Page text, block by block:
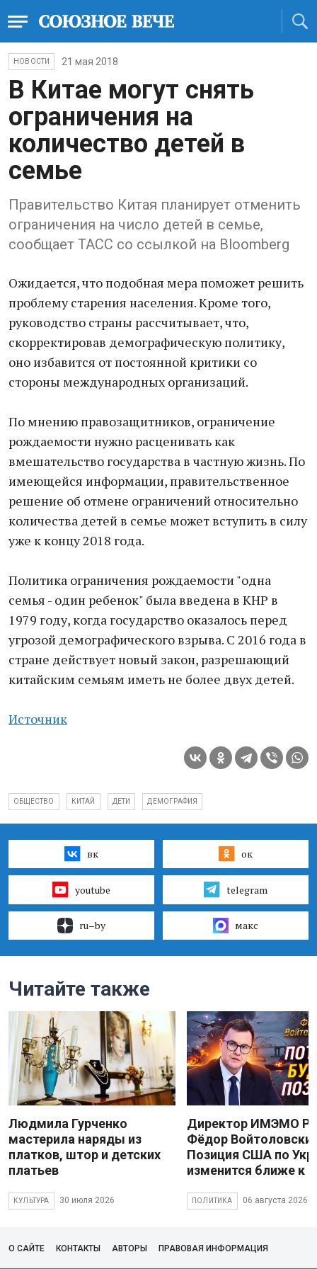
НОВОСТИ 21 мая 2018
В Китае могут снять
ограничения на
количество детей в
семье
Правительство Китая планирует отменить
ограничения на число детей в семье,
сообщает ТАСС со ссылкой на Bloomberg
Ожидается, что подобная мера поможет решить
проблему старения населения. Кроме того,
руководство страны рассчитывает, что,
скорректировав демографическую политику,
оно избавится от постоянной критики со
стороны международных организаций.
По мнению правозащитников, ограничение
рождаемости нужно расценивать как
вмешательство государства в частную жизнь. По
имеющейся информации, правительственное
решение об отмене ограничений относительно
количества детей в семье может вступить в силу
уже к концу 2018 года.
Политика ограничения рождаемости "одна
семья - один ребенок" была введена в КНР в
1979 году, когда государство оказалось перед
угрозой демографического взрыва. С 2016 года в
стране действует новый закон, разрешающий
китайским семьям иметь не более двух детей.
Источник
ОБЩЕСТВО КИТАЙ ДЕТИ ДЕМОГРАФИЯ
вк ок
youtube telegram
ru–by макс
Читайте также
Людмила Гурченко
мастерила наряды из
платков, штор и детских
платьев
КУЛЬТУРА 30 июля 2026
Директор ИМЭМО
Фёдор
Позиция США по
изменится ближе к
ПОЛИТИКА 06 августа 2026
О САЙТЕ КОНТАКТЫ АВТОРЫ ПРАВОВАЯ ИНФОРМАЦИЯ